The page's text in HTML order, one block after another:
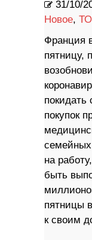
31/10/
Новое,
Франция
пятницу,
покидать
покупок
семейных
на
быть
пятницы
к своим